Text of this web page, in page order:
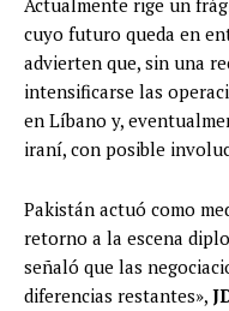
Actualmente rige un
cuyo futuro queda en
advierten que, sin una
intensificarse las
en Líbano y,
iraní, con posible
Pakistán actuó como
retorno a la escena
señaló que las
diferencias restantes»,